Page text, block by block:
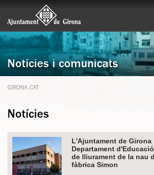
Notícies i comunicats
GIRONA.CAT
Notícies
L'Ajuntament de Girona
Departament
de lliurament de la nau
fàbrica Simon